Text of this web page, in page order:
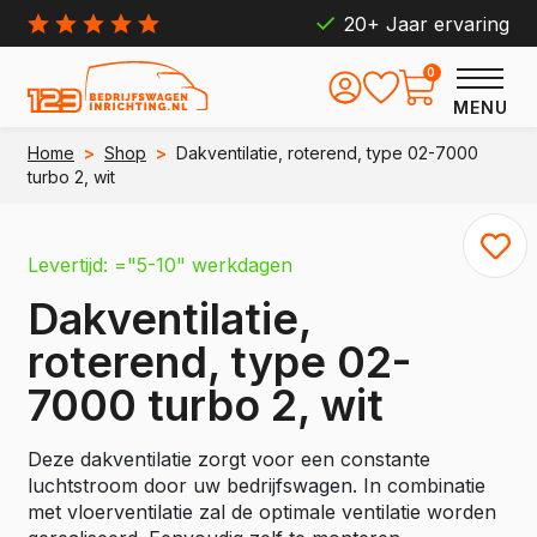
20+ Jaar ervaring
MENU
0
Home > Shop > Dakventilatie, roterend, type 02-7000
turbo 2, wit
Levertijd: ="5-10" werkdagen
Dakventilatie,
roterend, type 02-
7000 turbo 2, wit
Deze dakventilatie zorgt voor een constante
luchtstroom door uw bedrijfswagen. In combinatie
met vloerventilatie zal de optimale ventilatie worden